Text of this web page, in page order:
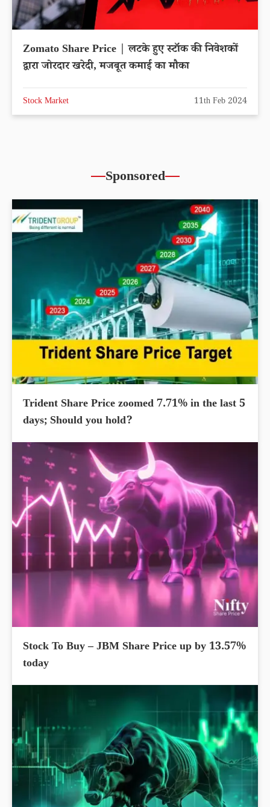
Zomato Share Price | लटके हुए स्टॉक की निवेशकों
द्वारा जोरदार खरेदी, मजबूत कमाई का मौका
Stock Market 11th Feb 2024
Sponsored
Trident Share Price zoomed 7.71% in the last 5
days; Should you hold?
Stock To Buy – JBM Share Price up by 13.57%
today